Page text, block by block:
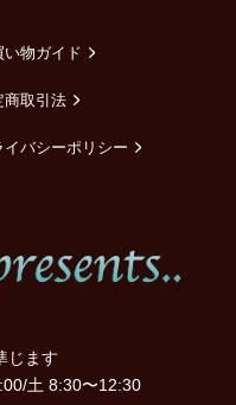
じます
土 8:30〜12:30
い物ガイド
商取引法
イバシーポリシー